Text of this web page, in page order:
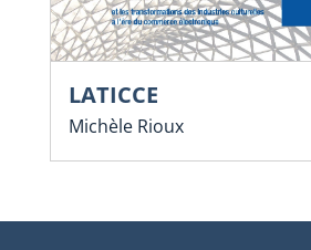
LATICCE
Michèle Rioux